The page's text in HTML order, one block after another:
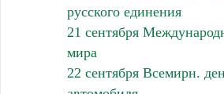
русского единения
21 сентября
мира
22 сентября Всемирн.